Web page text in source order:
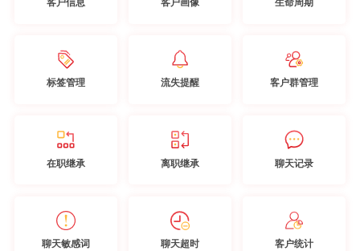
标签管理 流失提醒 客户群管理
在职继承 离职继承 聊天记录
聊天敏感词 聊天超时 客户统计